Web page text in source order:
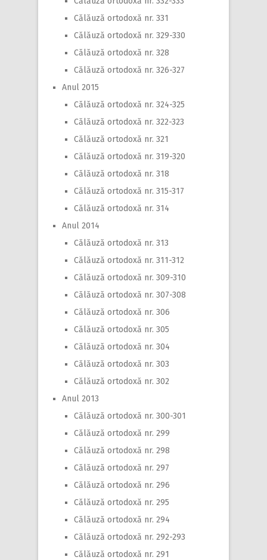
Călăuză ortodoxă nr. 331
Călăuză ortodoxă nr. 329-330
Călăuză ortodoxă nr. 328
Călăuză ortodoxă nr. 326-327
Anul 2015
Călăuză ortodoxă nr. 324-325
Călăuză ortodoxă nr. 322-323
Călăuză ortodoxă nr. 321
Călăuză ortodoxă nr. 319-320
Călăuză ortodoxă nr. 318
Călăuză ortodoxă nr. 315-317
Călăuză ortodoxă nr. 314
Anul 2014
Călăuză ortodoxă nr. 313
Călăuză ortodoxă nr. 311-312
Călăuză ortodoxă nr. 309-310
Călăuză ortodoxă nr. 307-308
Călăuză ortodoxă nr. 306
Călăuză ortodoxă nr. 305
Călăuză ortodoxă nr. 304
Călăuză ortodoxă nr. 303
Călăuză ortodoxă nr. 302
Anul 2013
Călăuză ortodoxă nr. 300-301
Călăuză ortodoxă nr. 299
Călăuză ortodoxă nr. 298
Călăuză ortodoxă nr. 297
Călăuză ortodoxă nr. 296
Călăuză ortodoxă nr. 295
Călăuză ortodoxă nr. 294
Călăuză ortodoxă nr. 292-293
Călăuză ortodoxă nr. 291